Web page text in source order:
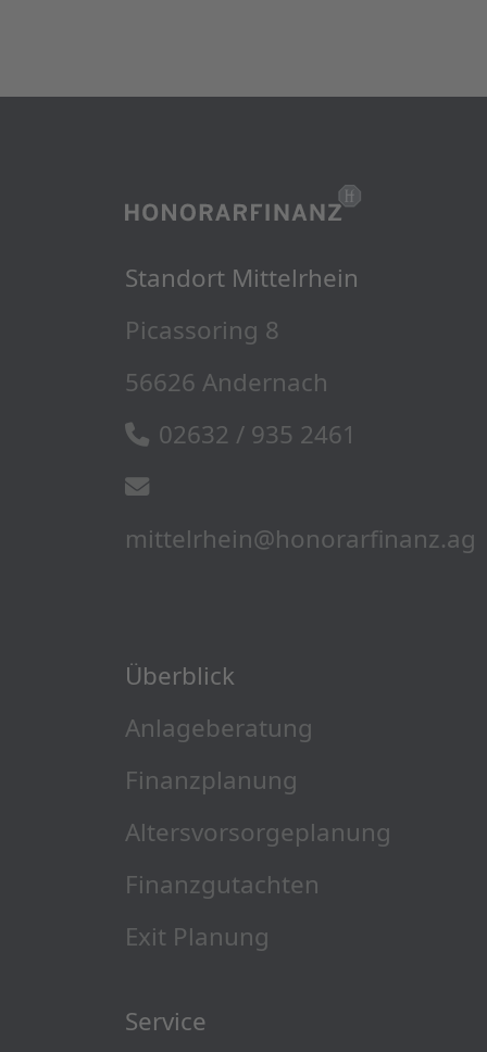
Standort Mittelrhein
Picassoring 8
56626 Andernach
02632 / 935 2461
mittelrhein@honorarfinanz.ag
Überblick
Anlageberatung
Finanzplanung
Altersvorsorgeplanung
Finanzgutachten
Exit Planung
Service